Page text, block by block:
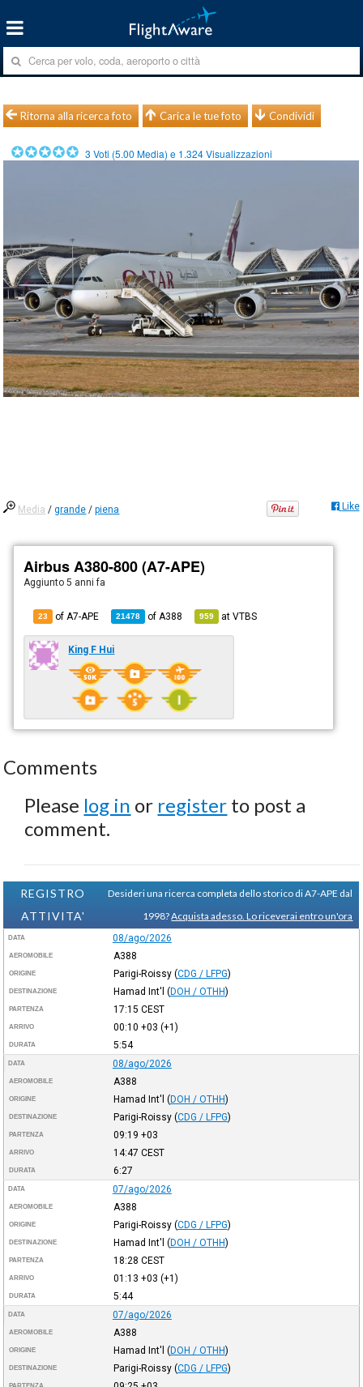
Ritorna alla ricerca foto Carica le tue foto Condividi
3 Voti (5.00 Media) e 1.324Visualizzazioni
Media /grande /piena Like
Airbus A380-800 (A7-APE)
Aggiunto5 anni fa
23 of A7-APE 21478 of A388 959 atVTBS
King F Hui
Comments
Please log in or register to post a
comment.
REGISTRO
ATTIVITA'
Desideri una ricerca completa dello storico di A7-APE dal
1998?Acquista adesso. Lo riceverai entro un'ora
DATA 08/ago/2026
AEROMOBILE A388
ORIGINE Parigi-Roissy (CDG / LFPG)
DESTINAZIONE Hamad Int'l (DOH / OTHH)
PARTENZA 17:15 CEST
ARRIVO 00:10 +03 (+1)
DURATA 5:54
DATA 08/ago/2026
AEROMOBILE A388
ORIGINE Hamad Int'l (DOH / OTHH)
DESTINAZIONE Parigi-Roissy (CDG / LFPG)
PARTENZA 09:19 +03
ARRIVO 14:47 CEST
DURATA 6:27
DATA 07/ago/2026
AEROMOBILE A388
ORIGINE Parigi-Roissy (CDG / LFPG)
DESTINAZIONE Hamad Int'l (DOH / OTHH)
PARTENZA 18:28 CEST
ARRIVO 01:13 +03 (+1)
DURATA 5:44
DATA 07/ago/2026
AEROMOBILE A388
ORIGINE Hamad Int'l (DOH / OTHH)
DESTINAZIONE Parigi-Roissy (CDG / LFPG)